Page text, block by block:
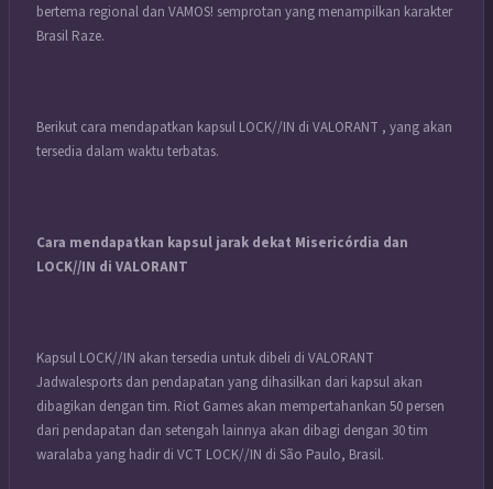
bertema regional dan VAMOS! semprotan yang menampilkan karakter
Brasil Raze.
Berikut cara mendapatkan kapsul LOCK//IN di VALORANT , yang akan
tersedia dalam waktu terbatas.
Cara mendapatkan kapsul jarak dekat Misericórdia dan
LOCK//IN di VALORANT
Kapsul LOCK//IN akan tersedia untuk dibeli di VALORANT
Jadwalesports dan pendapatan yang dihasilkan dari kapsul akan
dibagikan dengan tim. Riot Games akan mempertahankan 50 persen
dari pendapatan dan setengah lainnya akan dibagi dengan 30 tim
waralaba yang hadir di VCT LOCK//IN di São Paulo, Brasil.